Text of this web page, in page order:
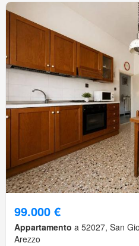
99.000 €
Appartamento a 52027, San
Arezzo